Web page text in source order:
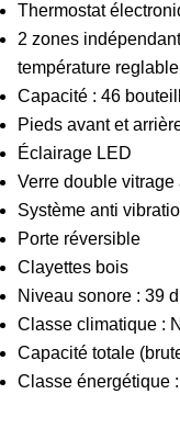
Thermostat
2 zones
température
Capacité : 46
Pieds avant et
Éclairage LED
Verre double vitrage
Système anti
Porte réversible
Clayettes bois
Niveau sonore : 39
Classe climatique :
Capacité totale
Classe énergétique